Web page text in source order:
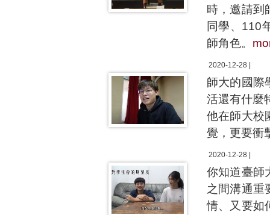
時，邀請到
同學、110
師角色。
2020-12-28 |
師大的國際
活還有什麼
他在師大校
覺，更要衝
2020-12-28 |
你知道臺師
之間溝通重
情、又要如